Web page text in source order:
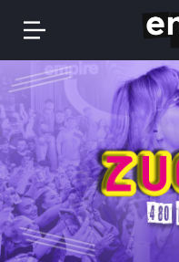
Springe
zum
Inhalt